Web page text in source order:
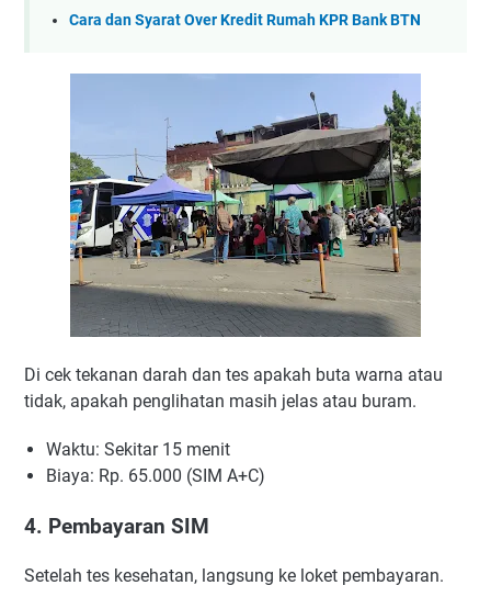
Cara dan Syarat Over Kredit Rumah KPR Bank BTN
Di cek tekanan darah dan tes apakah buta warna atau
tidak, apakah penglihatan masih jelas atau buram.
Waktu: Sekitar 15 menit
Biaya: Rp. 65.000 (SIM A+C)
4. Pembayaran SIM
Setelah tes kesehatan, langsung ke loket pembayaran.